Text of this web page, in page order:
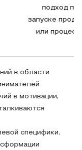
подход при
запуске
или
в области
в мотивации,
специфики,